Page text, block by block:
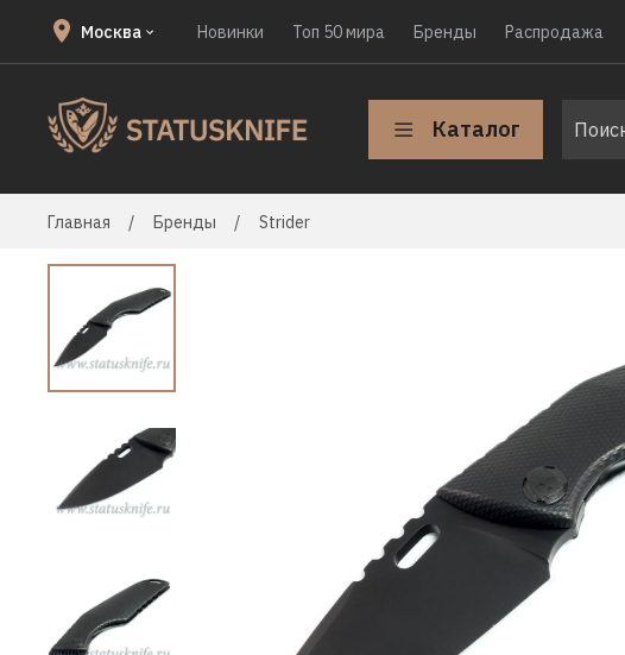
Москва Новинки Топ 50 мира Бренды Распродажа
Каталог
Главная Бренды Strider